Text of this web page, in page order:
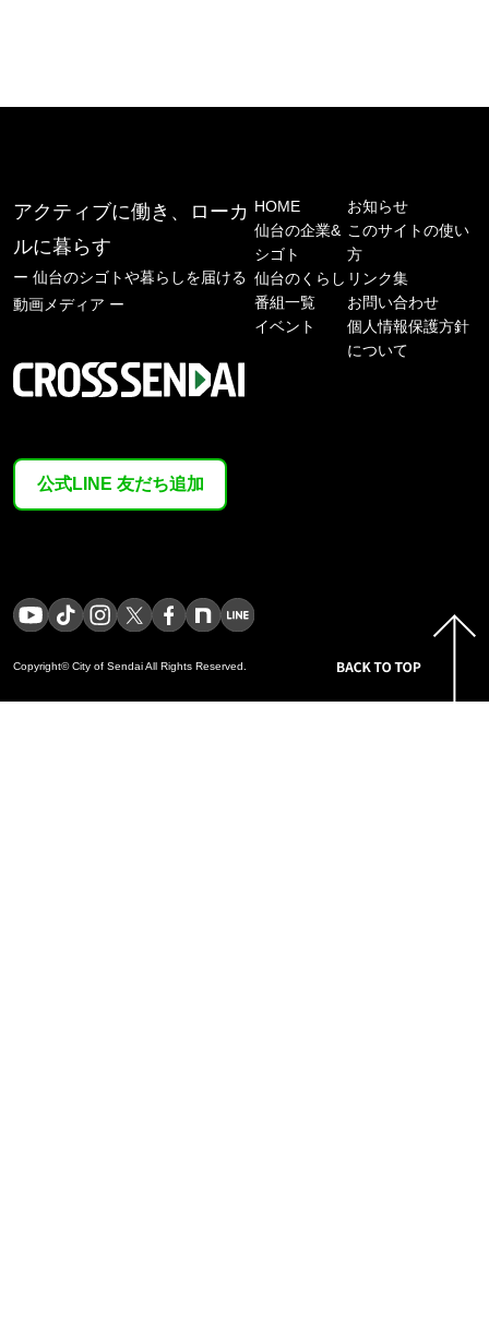
アクティブに働き、ローカ
ルに暮らす
ー 仙台のシゴトや暮らしを届ける
動画メディア ー
公式LINE 友だち追加
HOME
仙台の企業&
シゴト
仙台のくらし
番組一覧
イベント
お知らせ
このサイトの使い
方
リンク集
お問い合わせ
個人情報保護方針
について
Copyright© City of SendaiAll Rights Reserved.